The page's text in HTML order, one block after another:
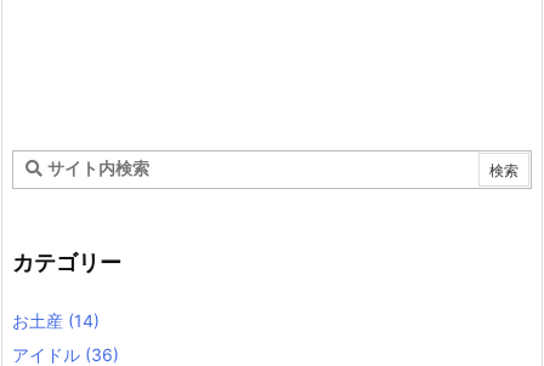
カテゴリー
お土産 (14)
アイドル (36)